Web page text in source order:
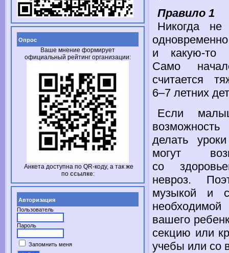
Опрос
Ваше мнение формирует
официальный рейтинг организации:
Анкета доступна по QR-коду, а так же
по ссылке:
Авторизация
Пользователь
Пароль
Запомнить меня
Правило 1
Никогда не
и какую-то
Само
считается
6–7 летних
Если
делать
могут
со
невроз.
музыкой и
вашего
секцию или
учебы или со